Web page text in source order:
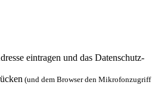
eintragen und das Datenschutz-
(und dem Browser den Mikrofonzugriff